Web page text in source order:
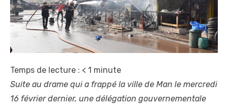
Temps de lecture : < 1 minute
Suite au drame qui a frappé la ville de Man le mercredi
16 février dernier, une délégation gouvernementale